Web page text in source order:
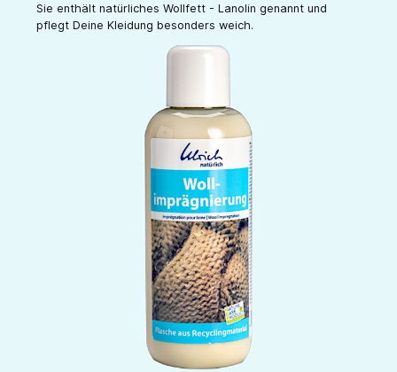
Sie enthält natürliches Wollfett - Lanolin genannt und
pflegt Deine Kleidung besonders weich.